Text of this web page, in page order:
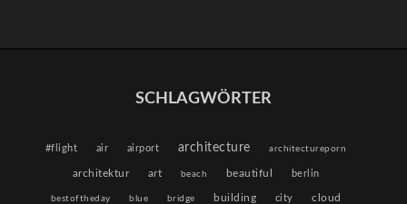
SCHLAGWÖRTER
#flight air airport architecture architectureporn
architektur art beach beautiful berlin
bestoftheday blue bridge building city cloud